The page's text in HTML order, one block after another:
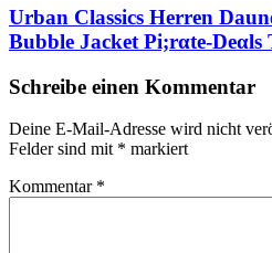
Urban Classics Herren
Bubble Jacket Pi;rαtе-
Schreibe einen Kommentar
Deine E-Mail-Adresse wird nicht
Felder sind mit * markiert
Kommentar *